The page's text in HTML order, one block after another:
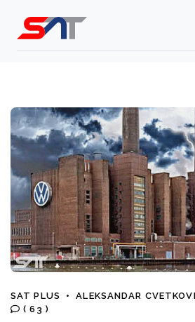
SAT PLUS • ALEKSANDAR
( 63 )